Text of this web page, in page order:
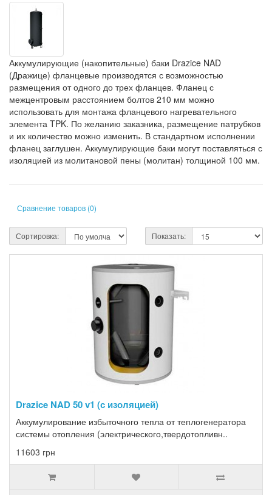
Аккумулирующие (накопительные) баки Drazice NAD
(Дражице) фланцевые производятся с возможностью
размещения от одного до трех фланцев. Фланец с
межцентровым расстоянием болтов 210 мм можно
использовать для монтажа фланцевого нагревательного
элемента TPK. По желанию заказника, размещение патрубков
и их количество можно изменить. В стандартном исполнении
фланец заглушен. Аккумулирующие баки могут поставляться с
изоляцией из молитановой пены (молитан) толщиной 100 мм.
Сравнение товаров (0)
Сортировка: Показать:
Drazice NAD 50 v1 (с изоляцией)
Аккумулирование избыточного тепла от теплогенератора
системы отопления (электрического,твердотопливн..
11603 грн